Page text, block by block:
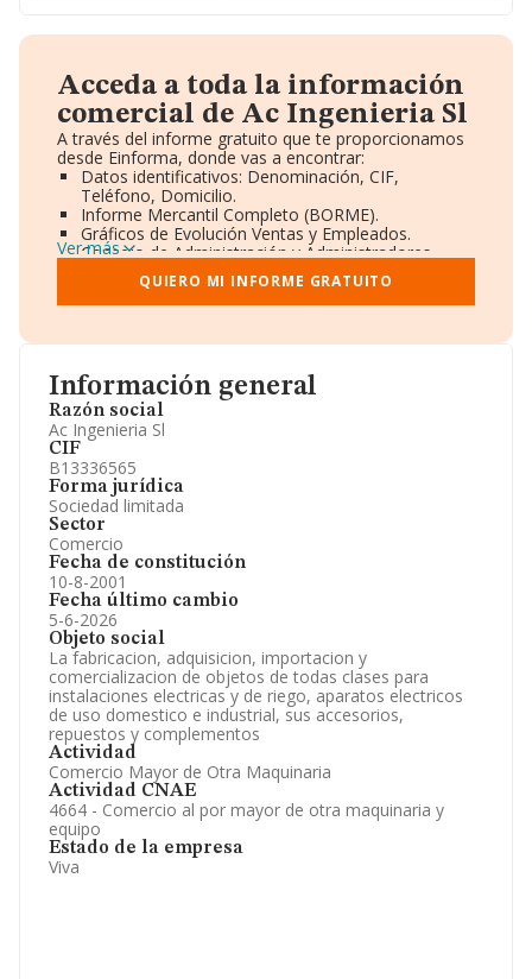
Información general
Razón social
Ac Ingenieria Sl
CIF
B13336565
Forma jurídica
Sociedad limitada
Sector
Comercio
Fecha de constitución
10-8-2001
Fecha último cambio
5-6-2026
Objeto social
La fabricacion, adquisicion, importacion y
comercializacion de objetos de todas clases para
instalaciones electricas y de riego, aparatos electricos
de uso domestico e industrial, sus accesorios,
repuestos y complementos
Actividad
Comercio Mayor de Otra Maquinaria
Actividad CNAE
4664 - Comercio al por mayor de otra maquinaria y
equipo
Estado de la empresa
Viva
Acceda a toda la información
comercial de Ac Ingenieria Sl
A través del informe gratuito que te proporcionamos
desde Einforma, donde vas a encontrar:
Datos identificativos: Denominación, CIF,
Teléfono, Domicilio.
Informe Mercantil Completo (BORME).
Gráficos de Evolución Ventas y Empleados.
Consejo de Administración y Administradores.
Directivos y Ejecutivos.
Accionistas.
Participaciones y Vinculaciones en otras empresas.
Información oficial y registral complementaria.
Ver más
QUIERO MI INFORME GRATUITO